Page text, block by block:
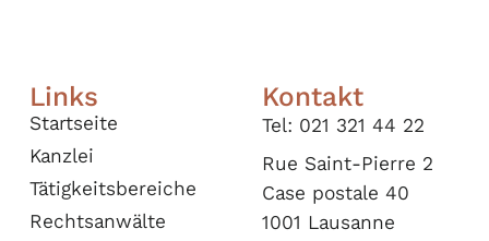
Links
Startseite
Kanzlei
Tätigkeitsbereiche
Rechtsanwälte
Kontakt
Tel: 021 321 44 22
Rue Saint-Pierre 2
Case postale 40
1001 Lausanne​